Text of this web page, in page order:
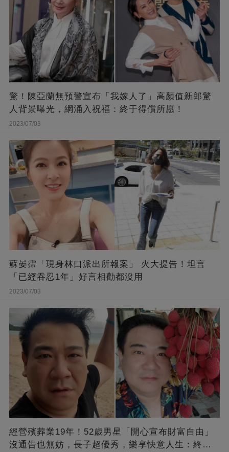
驚！陳亞蘭無預警宣布「我嫁人了」高顏值新郎驚
人背景曝光，網涌入祝福：終于得償所愿！
2023/07/03
蘇晏霈「現身林口派出所報案」 火大提告！坦言
「已經吞忍1年」好言相勸都沒用
2023/07/03
經營殯葬業19年！52歲男星「開心宣布財富自由」
沒通告也無妨，長子超優秀，樂享快意人生：終于